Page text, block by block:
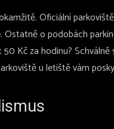
Oficiální
o podobách
Kč za hodinu?
u letiště vám